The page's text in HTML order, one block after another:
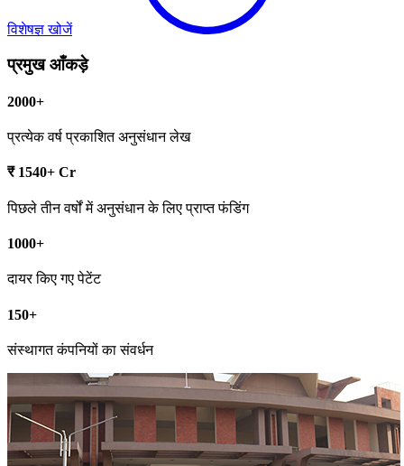
विशेषज्ञ खोजें
प्रमुख आँकड़े
2000+
प्रत्येक वर्ष प्रकाशित अनुसंधान लेख
₹ 1540+ Cr
पिछले तीन वर्षों में अनुसंधान के लिए प्राप्त फंडिंग
1000+
दायर किए गए पेटेंट
150+
संस्थागत कंपनियों का संवर्धन